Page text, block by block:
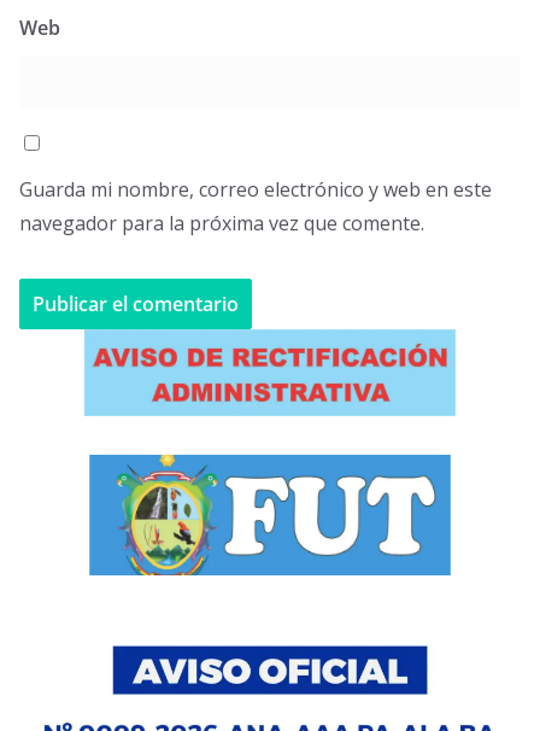
Web
Guarda mi nombre, correo electrónico y web en este
navegador para la próxima vez que comente.